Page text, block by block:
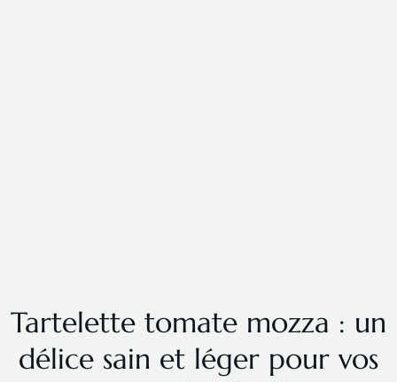
Tartelette tomate mozza : un
délice sain et léger pour vos